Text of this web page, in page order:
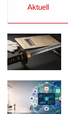
Aktuell